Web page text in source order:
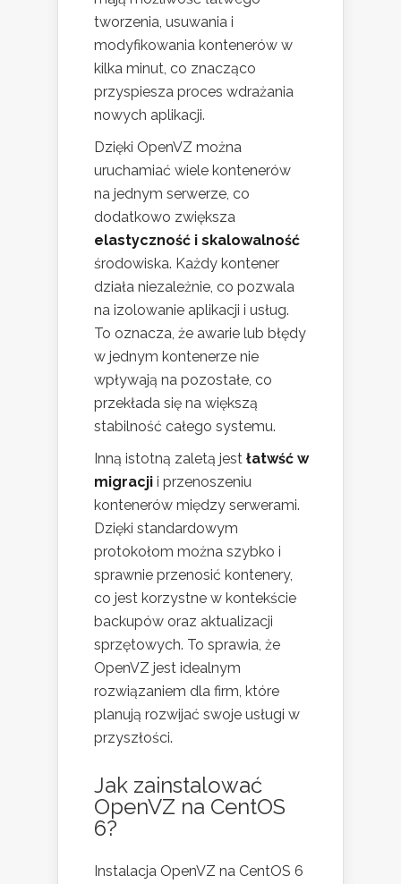
tworzenia, usuwania i
modyfikowania kontenerów w
kilka minut, co znacząco
przyspiesza proces wdrażania
nowych aplikacji.
Dzięki OpenVZ można
uruchamiać wiele kontenerów
na jednym serwerze, co
dodatkowo zwiększa
elastyczność i skalowalność
środowiska. Każdy kontener
działa niezależnie, co pozwala
na izolowanie aplikacji i usług.
To oznacza, że awarie lub błędy
w jednym kontenerze nie
wpływają na pozostałe, co
przekłada się na większą
stabilność całego systemu.
Inną istotną zaletą jest łatwść w
migracji i przenoszeniu
kontenerów między serwerami.
Dzięki standardowym
protokołom można szybko i
sprawnie przenosić kontenery,
co jest korzystne w kontekście
backupów oraz aktualizacji
sprzętowych. To sprawia, że
OpenVZ jest idealnym
rozwiązaniem dla firm, które
planują rozwijać swoje usługi w
przyszłości.
Jak zainstalować
OpenVZ na CentOS
6?
Instalacja OpenVZ na CentOS 6